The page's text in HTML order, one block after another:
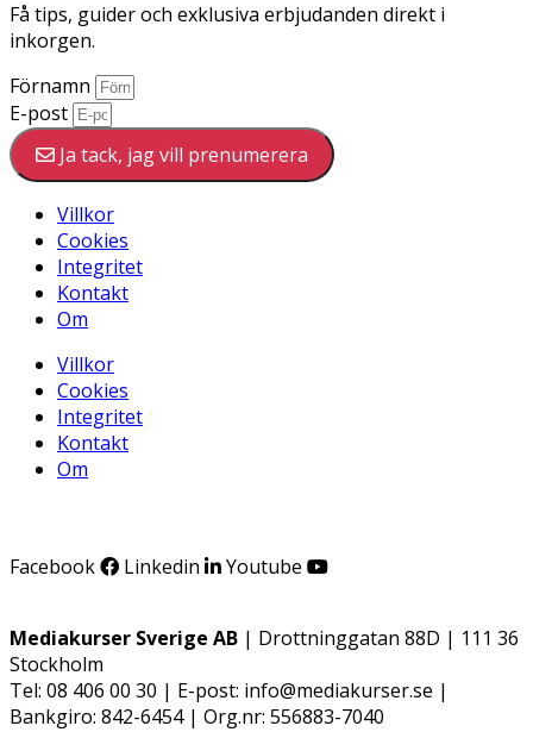
Få tips, guider och exklusiva erbjudanden direkt i
inkorgen.
Förnamn
E-post
Ja tack, jag vill prenumerera
Villkor
Cookies
Integritet
Kontakt
Om
Villkor
Cookies
Integritet
Kontakt
Om
Facebook Linkedin Youtube
Mediakurser Sverige AB | Drottninggatan 88D | 111 36
Stockholm
Tel: 08 406 00 30 | E-post: info@mediakurser.se |
Bankgiro: 842-6454 | Org.nr: 556883-7040